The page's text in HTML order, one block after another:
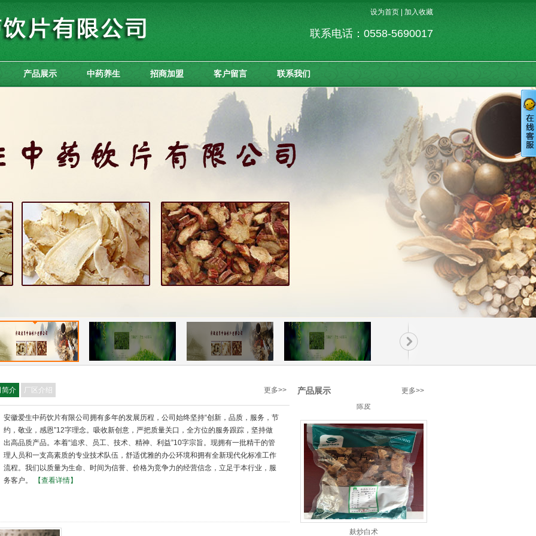
设为首页 加入收藏
联系电话：0558-5690017
产品展示 中药养生 招商加盟 客户留言 联系我们
简介 厂区介绍 更多>>
安徽爱生中药饮片有限公司拥有多年的发展历程，公司始终坚持“创新，品质，服务，节
约，敬业，感恩”12字理念。吸收新创意，严把质量关口，全方位的服务跟踪，坚持做
出高品质产品。本着“追求、员工、技术、精神、利益”10字宗旨。现拥有一批精干的管
理人员和一支高素质的专业技术队伍，舒适优雅的办公环境和拥有全新现代化标准工作
流程。我们以质量为生命、时间为信誉、价格为竞争力的经营信念，立足于本行业，服
务客户。
【查看详情】
产品展示
更多>>
麸炒白术
客户服务热线
0558-5690017
在线留言